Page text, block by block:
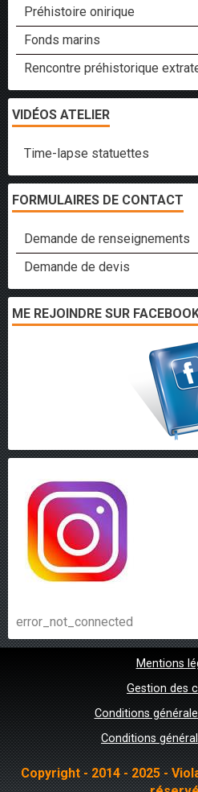
Préhistoire onirique
Fonds marins
Rencontre préhistorique
VIDÉOS ATELIER
Time-lapse statuettes
FORMULAIRES DE CONTACT
Demande de renseignements
Demande de devis
ME REJOINDRE SUR
error_not_connected
Mentions
Gestion des
Conditions
Conditions
Copyright - 2014 - 2025 -